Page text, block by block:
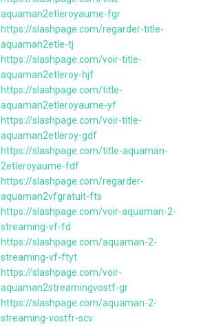
aquaman2etleroyaume-fgr
https://slashpage.com/regarder-title-
aquaman2etle-tj
https://slashpage.com/voir-title-
aquaman2etleroy-hjf
https://slashpage.com/title-
aquaman2etleroyaume-yf
https://slashpage.com/voir-title-
aquaman2etleroy-gdf
https://slashpage.com/title-aquaman-
2etleroyaume-fdf
https://slashpage.com/regarder-
aquaman2vfgratuit-fts
https://slashpage.com/voir-aquaman-2-
streaming-vf-fd
https://slashpage.com/aquaman-2-
streaming-vf-ftyt
https://slashpage.com/voir-
aquaman2streamingvostf-gr
https://slashpage.com/aquaman-2-
streaming-vostfr-scv